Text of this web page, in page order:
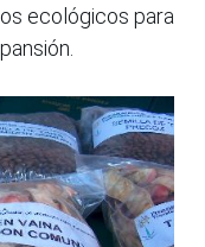
ecológicos para